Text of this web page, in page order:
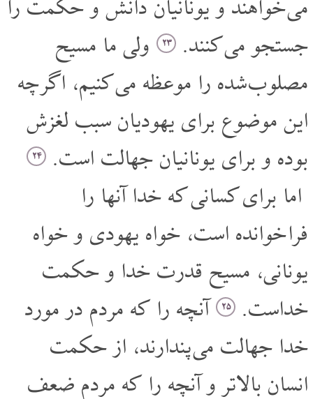
می خواهند و یونانیان دانش و حکمت را
جستجو می کنند.
۲۳ ولی ما مسیح
مصلوب شده را موعظه می کنیم، اگر چه
این موضوع برای یهودیان سبب لغزش
بوده و برای یونانیان جهالت است.
۲۴
اما برای کسانی که خدا آنها را
فرا خوانده است، خواه یهودی و خواه
یونانی، مسیح قدرت خدا و حکمت
خداست.
۲۵ آنچه را که مردم در مورد
خدا جهالت می پندارند، از حکمت
انسان بالاتر و آنچه را که مردم ضعف